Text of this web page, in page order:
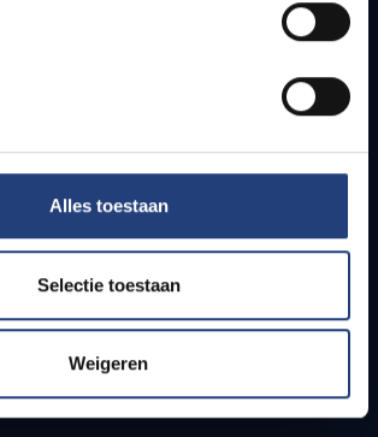
Alles toestaan
Selectie toestaan
Weigeren
en secundaire scholen